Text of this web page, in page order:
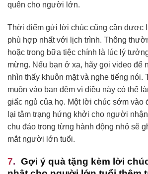
quên cho người lớn.
Thời điểm gửi lời chúc cũng cần được
phù hợp nhất với lịch trình. Thông
hoặc trong bữa tiệc chính là lúc lý
mừng. Nếu bạn ở xa, hãy gọi video để
nhìn thấy khuôn mặt và nghe tiếng nói.
muộn vào ban đêm vì điều này có thể
giấc ngủ của họ. Một lời chúc sớm vào
lại tâm trạng hứng khởi cho người
chu đáo trong từng hành động nhỏ sẽ
mắt người lớn tuổi.
Gợi ý quà tặng kèm lời